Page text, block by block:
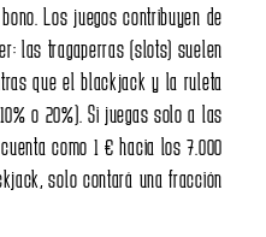
al bono. Los juegos
al rollover: las tragaperras (slots)
mientras que el blackjack y la
10% o 20%). Si juegas solo
de 1 € cuenta como 1 € hacia los
a blackjack, solo contará una